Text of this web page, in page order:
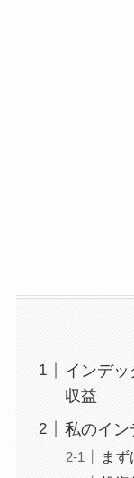
インデ
収益
私のイン
ま